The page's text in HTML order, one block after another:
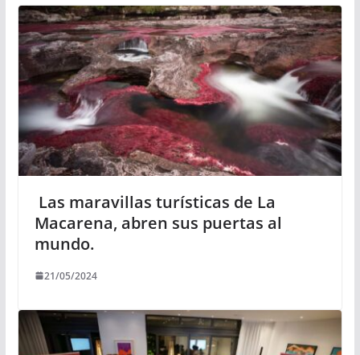
Las maravillas turísticas de La
Macarena, abren sus puertas al
mundo.
21/05/2024